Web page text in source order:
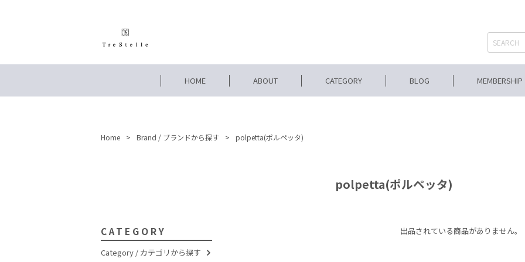
HOME ABOUT CATEGORY BLOG MEMBERSHIP
Home Brand / ブランドから探す polpetta(ポルペッタ)
polpetta(ポルペッタ)
CATEGORY
Category / カテゴリから探す
出品されている商品がありません。